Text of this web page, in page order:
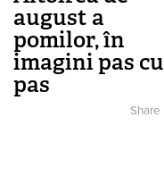
august a
pomilor, în
imagini pas cu
pas
Share